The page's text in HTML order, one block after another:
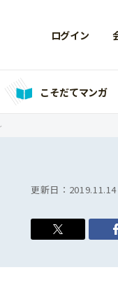
ログイン
こそだてマンガ
更新日： 2019.11.14